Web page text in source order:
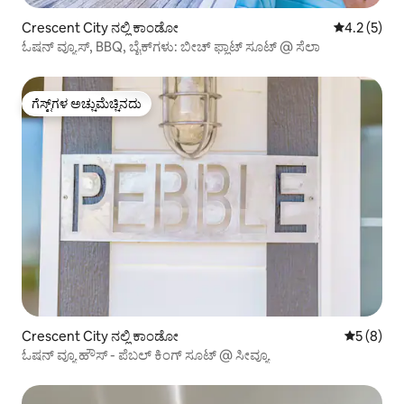
Crescent City ನಲ್ಲಿ ಕಾಂಡೋ 5 ರಲ್ಲಿ 4.2
4.2 (5)
ಓಷನ್ ವ್ಯೂಸ್, BBQ, ಬೈಕ್‌ಗಳು: ಬೀಚ್ ಫ್ಲಾಟ್ ಸೂಟ್ @ ಸೆಲಾ
ಗೆಸ್ಟ್‌ಗಳ ಅಚ್ಚುಮೆಚ್ಚಿನದು
ಗೆಸ್ಟ್‌ಗಳ ಅಚ್ಚುಮೆಚ್ಚಿನದು
Crescent City ನಲ್ಲಿ ಕಾಂಡೋ 5 ರಲ್ಲಿ 5
5 (8)
ಓಷನ್ ವ್ಯೂ ಹೌಸ್ - ಪೆಬಲ್ ಕಿಂಗ್ ಸೂಟ್ @ ಸೀವ್ಯೂ